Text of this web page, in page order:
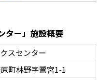
ター」施設概要
スセンター
町林野字鷺宮1-1